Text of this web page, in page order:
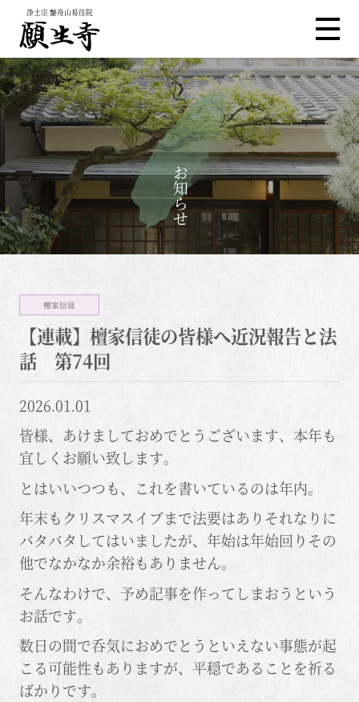
浄土宗 槃舟山易往院
お知らせ
檀家信徒
【連載】檀家信徒の皆様へ近況報告と法
話 第74回
2026.01.01
皆様、あけましておめでとうございます、本年も
宜しくお願い致します。
とはいいつつも、これを書いているのは年内。
年末もクリスマスイブまで法要はありそれなりに
バタバタしてはいましたが、年始は年始回りその
他でなかなか余裕もありません。
そんなわけで、予め記事を作ってしまおうという
お話です。
数日の間で呑気におめでとうといえない事態が起
こる可能性もありますが、平穏であることを祈る
ばかりです。